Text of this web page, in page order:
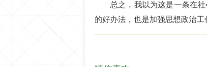
总之，我以为这是一条在
的好办法，也是加强思想政治工